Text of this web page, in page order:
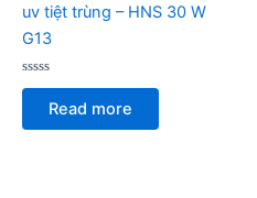
uv tiệt trùng – HNS 30 W
G13
Rated
of
Read more